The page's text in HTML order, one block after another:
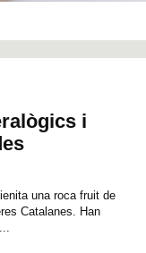
i
una roca fruit de
Catalanes. Han